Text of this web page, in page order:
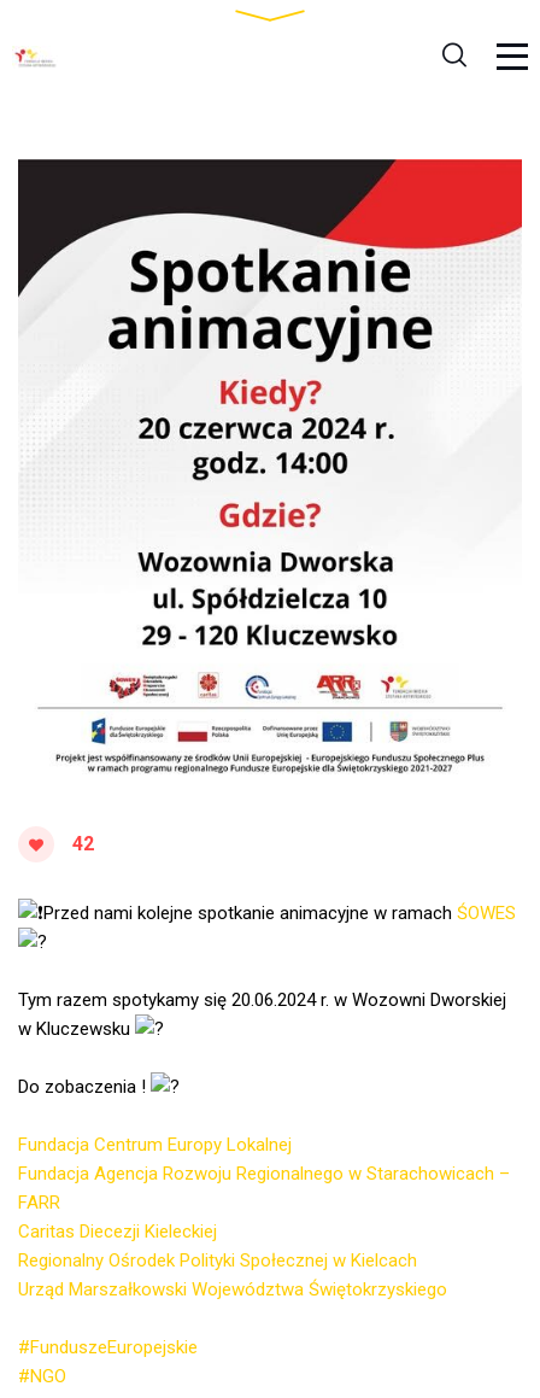
42
Przed nami kolejne spotkanie animacyjne w ramach ŚOWES
Tym razem spotykamy się 20.06.2024 r. w Wozowni Dworskiej
w Kluczewsku
Do zobaczenia !
Fundacja Centrum Europy Lokalnej
Fundacja Agencja Rozwoju Regionalnego w Starachowicach –
FARR
Caritas Diecezji Kieleckiej
Regionalny Ośrodek Polityki Społecznej w Kielcach
Urząd Marszałkowski Województwa Świętokrzyskiego
#FunduszeEuropejskie
#NGO